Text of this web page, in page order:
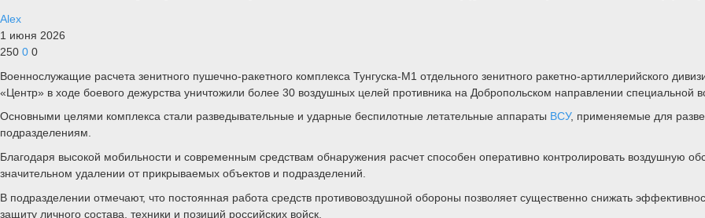
Alex
1 июня 2026
250 0 0
Военнослужащие расчета зенитного пушечно-ракетного комплекса Тунгуска-М1 отдельного зенитного ракетно-артиллерийского
«Центр» в ходе боевого дежурства уничтожили более 30 воздушных целей противника на Добропольском направлении
Основными целями комплекса стали разведывательные и ударные беспилотные летательные аппараты ВСУ, применяемые для
подразделениям.
Благодаря высокой мобильности и современным средствам обнаружения расчет способен оперативно контролировать воздушную
значительном удалении от прикрываемых объектов и подразделений.
В подразделении отмечают, что постоянная работа средств противовоздушной обороны позволяет существенно снижать
защиту личного состава, техники и позиций российских войск.